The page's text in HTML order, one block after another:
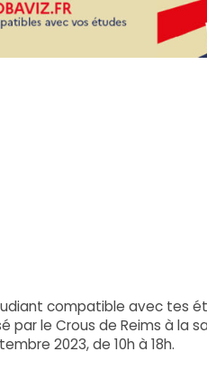
compatible avec tes
par le Crous de Reims à la
2023, de 10h à 18h.